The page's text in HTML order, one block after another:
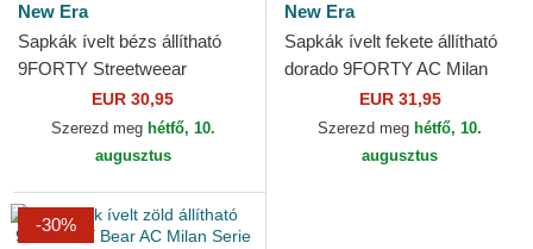
New Era
Sapkák ívelt bézs állítható
9FORTY Streetweear
Associazione Sportiva Roma
Serie A New Era
EUR 30,95
Szerezd meg hétfő, 10.
augusztus
New Era
Sapkák ívelt fekete állítható
dorado 9FORTY AC Milan
Serie A New Era
EUR 31,95
Szerezd meg hétfő, 10.
augusztus
-30%